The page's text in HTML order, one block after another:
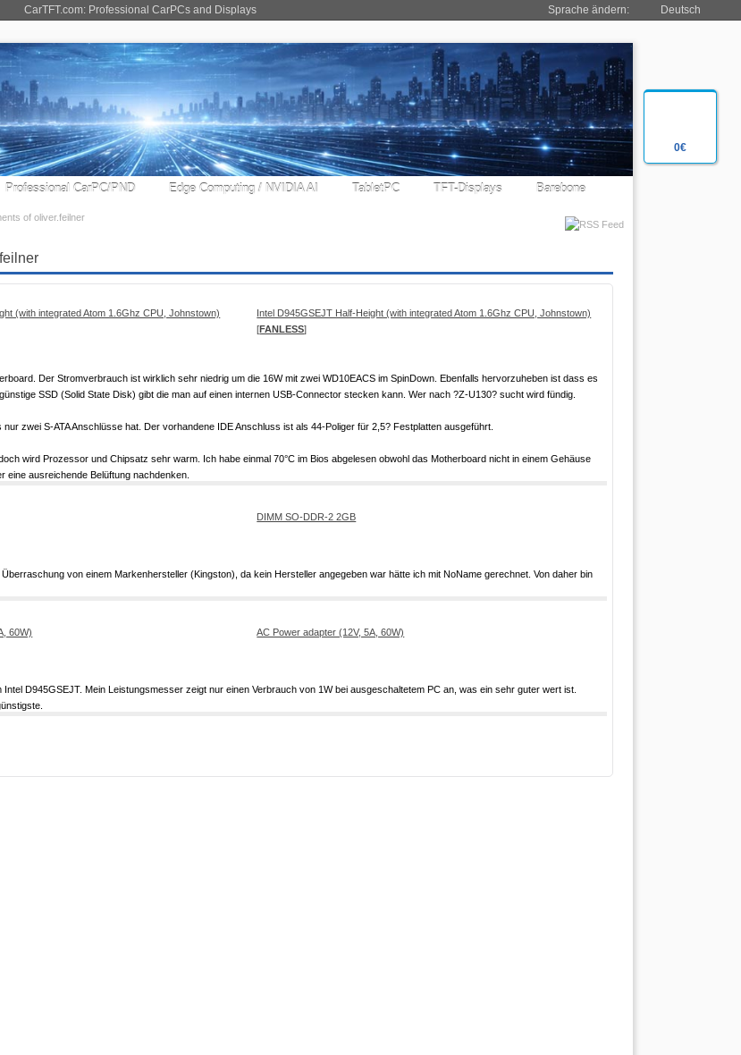
0€
CarTFT.com: Professional CarPCs and Displays Sprache ändern: Deutsch
Professional CarPC/PND Edge Computing / NVIDIA AI TabletPC TFT-Displays Barebone
of oliver.feilner
Intel D945GSEJT Half-Height (with integrated Atom 1.6Ghz CPU, Johnstown)
[FANLESS]
Der Stromverbrauch ist wirklich sehr niedrig um die 16W mit zwei WD10EACS im SpinDown. Ebenfalls hervorzuheben ist dass es
SSD (Solid State Disk) gibt die man auf einen internen USB-Connector stecken kann. Wer nach ?Z-U130? sucht wird fündig.
zwei S-ATA Anschlüsse hat. Der vorhandene IDE Anschluss ist als 44-Poliger für 2,5? Festplatten ausgeführt.
wird Prozessor und Chipsatz sehr warm. Ich habe einmal 70°C im Bios abgelesen obwohl das Motherboard nicht in einem Gehäuse
eine ausreichende Belüftung nachdenken.
DIMM SO-DDR-2 2GB
von einem Markenhersteller (Kingston), da kein Hersteller angegeben war hätte ich mit NoName gerechnet. Von daher bin
AC Power adapter (12V, 5A, 60W)
D945GSEJT. Mein Leistungsmesser zeigt nur einen Verbrauch von 1W bei ausgeschaltetem PC an, was ein sehr guter wert ist.